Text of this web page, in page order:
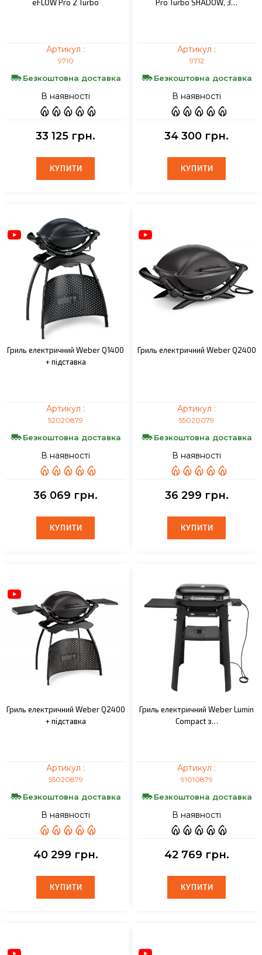
eFLOW Pro 2 Turbo
Артикул :
9710
Безкоштовна доставка
В наявності
33 125 грн.
КУПИТИ
КУПИТИ
Pro Turbo SHADOW, 3…
Артикул :
9712
Безкоштовна доставка
В наявності
34 300 грн.
КУПИТИ
КУПИТИ
Гриль електричний Weber Q1400
+ підставка
Артикул :
52020879
Безкоштовна доставка
В наявності
36 069 грн.
КУПИТИ
КУПИТИ
Гриль електричний Weber Q2400
Артикул :
55020079
Безкоштовна доставка
В наявності
36 299 грн.
КУПИТИ
КУПИТИ
Гриль електричний Weber Q2400
+ підставка
Артикул :
55020879
Безкоштовна доставка
В наявності
40 299 грн.
КУПИТИ
КУПИТИ
Гриль електричний Weber Lumin
Compact з…
Артикул :
91010879
Безкоштовна доставка
В наявності
42 769 грн.
КУПИТИ
КУПИТИ